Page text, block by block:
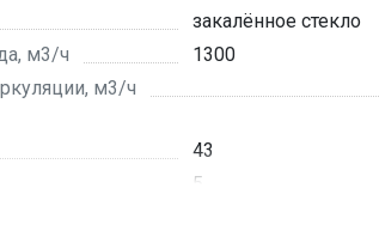
закалённое стекло
м3/ч
1300
м3/ч
43
5